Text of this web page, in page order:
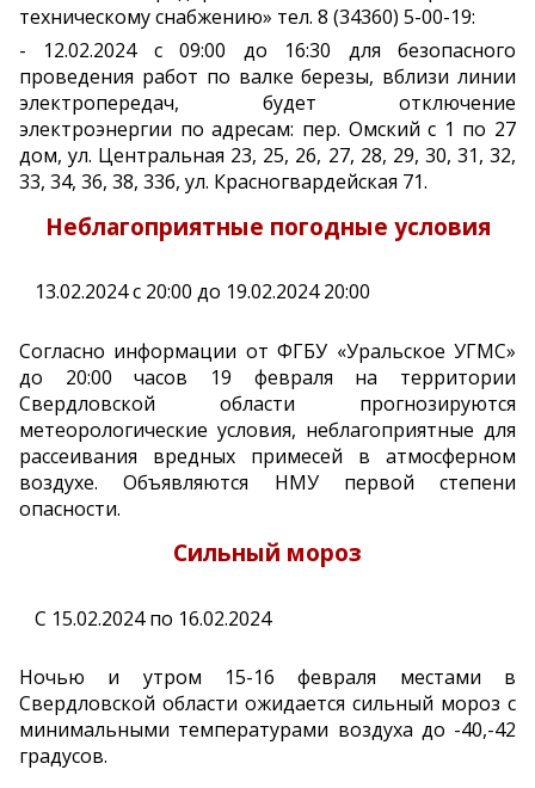
техническому снабжению» тел. 8 (34360) 5-00-19:
- 12.02.2024 с 09:00 до 16:30 для безопасного
проведения работ по валке березы, вблизи линии
электропередач, будет отключение
электроэнергии по адресам: пер. Омский с 1 по 27
дом, ул. Центральная 23, 25, 26, 27, 28, 29, 30, 31, 32,
33, 34, 36, 38, 33б, ул. Красногвардейская 71.
Неблагоприятные погодные условия
13.02.2024 с 20:00 до 19.02.2024 20:00
Согласно информации от ФГБУ «Уральское УГМС»
до 20:00 часов 19 февраля на территории
Свердловской области прогнозируются
метеорологические условия, неблагоприятные для
рассеивания вредных примесей в атмосферном
воздухе. Объявляются НМУ первой степени
опасности.
Сильный мороз
С 15.02.2024 по 16.02.2024
Ночью и утром 15-16 февраля местами в
Свердловской области ожидается сильный мороз с
минимальными температурами воздуха до -40,-42
градусов.